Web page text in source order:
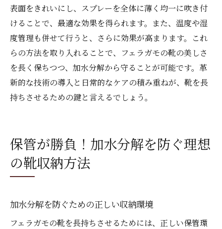
表面をきれいにし、スプレーを全体に薄く均一に吹き付
けることで、最適な効果を得られます。また、温度や湿
度管理も併せて行うと、さらに効果が高まります。これ
らの方法を取り入れることで、フェラガモの靴の美しさ
を長く保ちつつ、加水分解から守ることが可能です。革
新的な技術の導入と日常的なケアの積み重ねが、靴を長
持ちさせるための鍵と言えるでしょう。
保管が勝負！加水分解を防ぐ理想
の靴収納方法
加水分解を防ぐための正しい収納環境
フェラガモの靴を長持ちさせるためには、正しい保管環